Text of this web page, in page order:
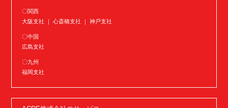
〇関西
大阪支社 ｜ 心斎橋支社 ｜ 神戸支社
〇中国
広島支社
〇九州
福岡支社